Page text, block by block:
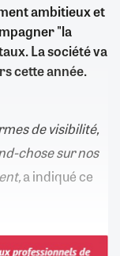
ambitieux et
"la
La société va
cette année.
de visibilité,
chose sur nos
a indiqué ce